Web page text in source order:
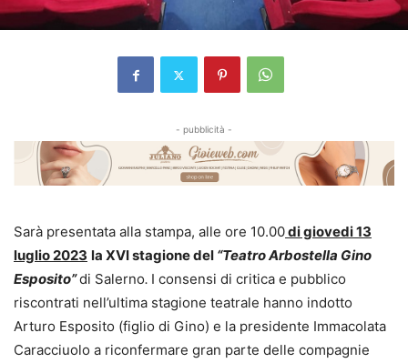
- pubblicità -
Sarà presentata alla stampa, alle ore 10.00di giovedi 13
luglio 2023 la XVI stagionedel “Teatro Arbostella Gino
Esposito”di Salerno. I consensi di critica e pubblico
riscontrati nell’ultima stagione teatrale hanno indotto
Arturo Esposito (figlio di Gino) e la presidente Immacolata
Caracciuolo a riconfermare gran parte delle compagnie